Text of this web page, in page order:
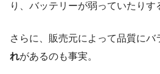
り、バッテリーが弱っていたりす
さらに、販売元によって品質にバ
れがあるのも事実。